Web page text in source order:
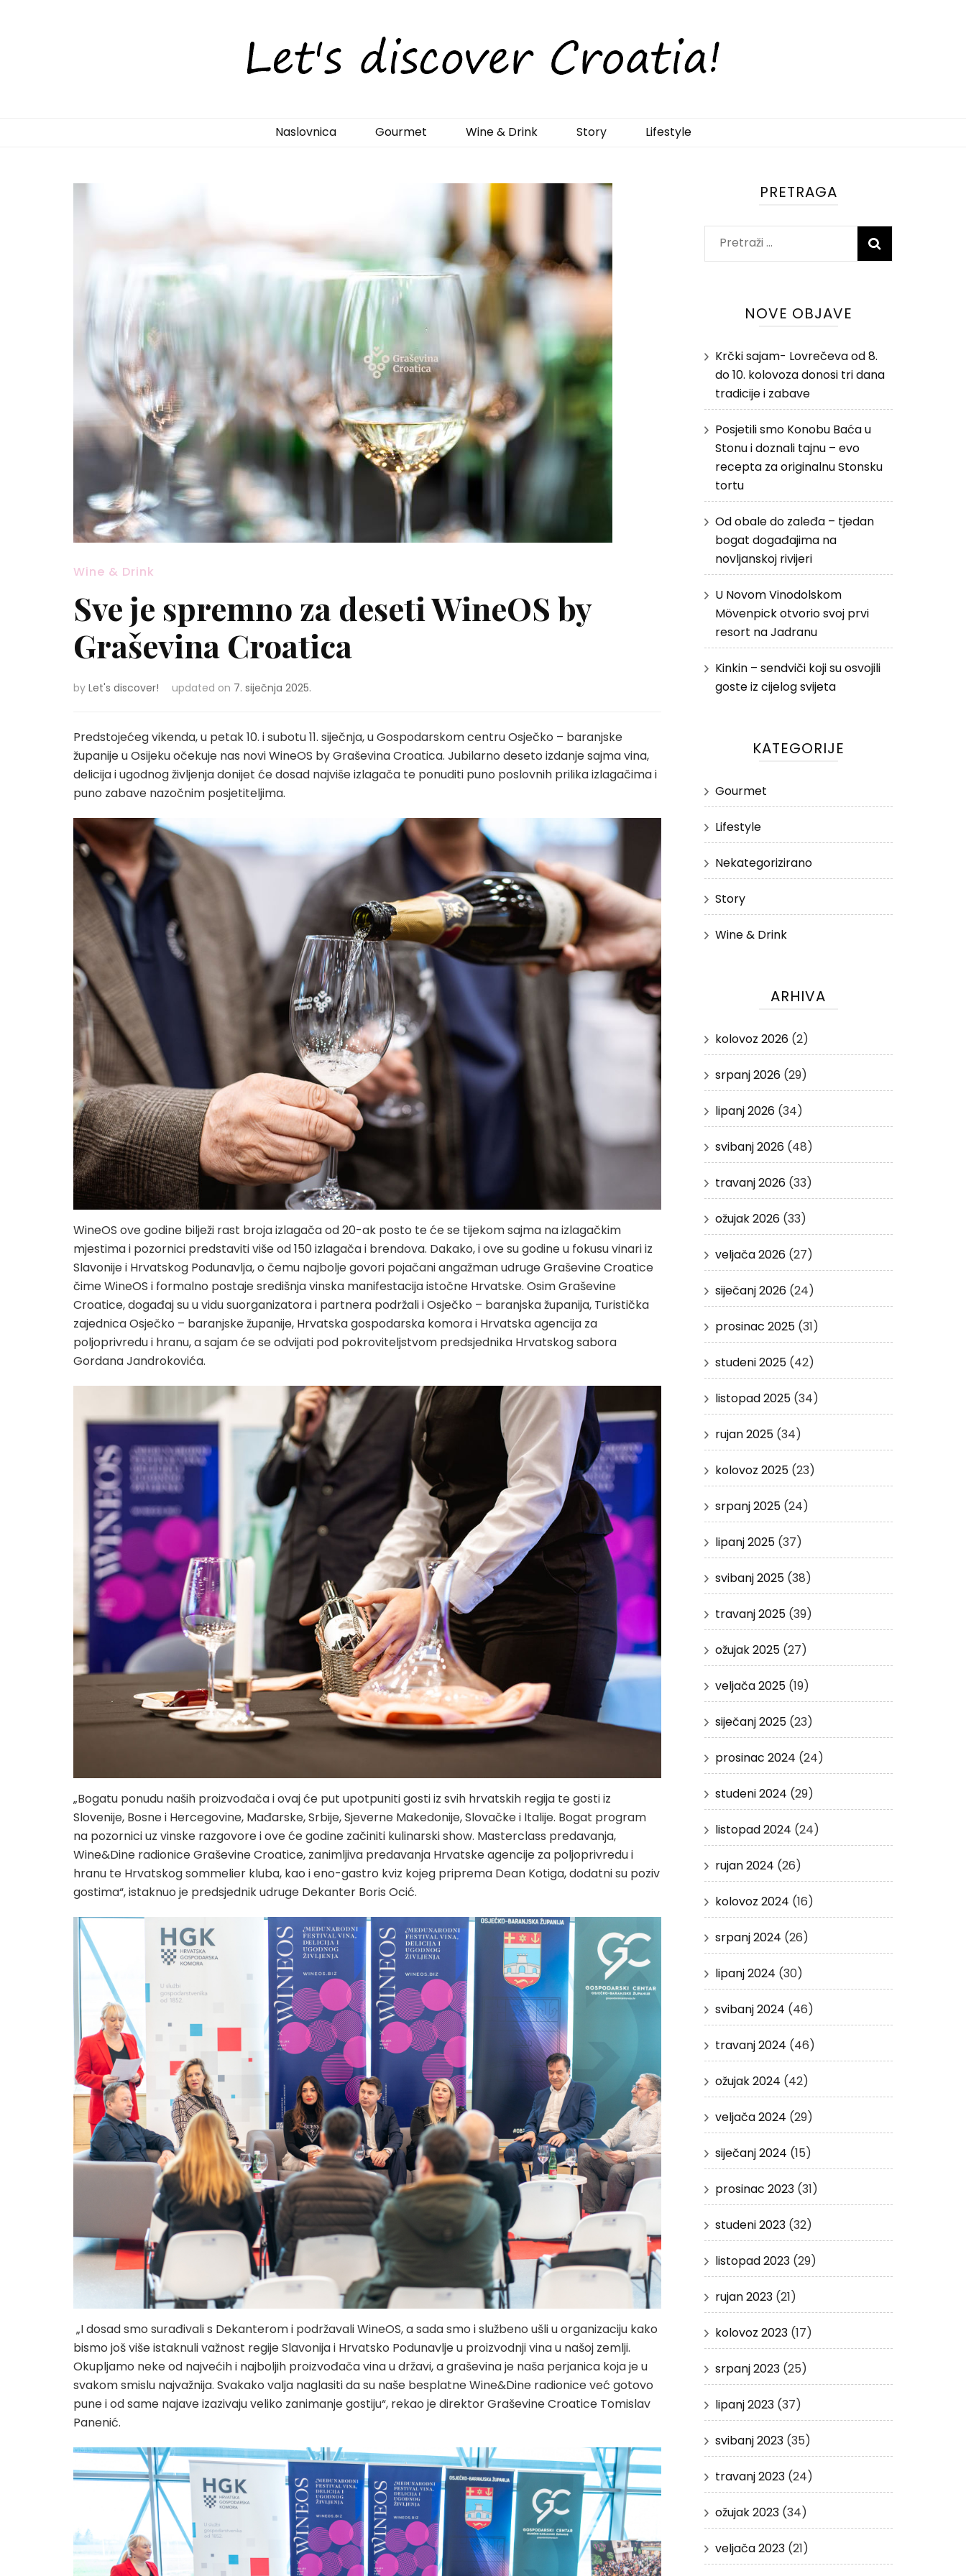
LetsDiscoverCroatia
Naslovnica Gourmet Wine & Drink Story Lifestyle
Wine & Drink
Sve je spremno za deseti WineOS by
Graševina Croatica
by Let's discover! updated on 7. siječnja 2025.
Predstojećeg vikenda, u petak 10. i subotu 11. siječnja, u Gospodarskom centru Osječko – baranjske
županije u Osijeku očekuje nas novi WineOS by Graševina Croatica. Jubilarno deseto izdanje sajma vina,
delicija i ugodnog življenja donijet će dosad najviše izlagača te ponuditi puno poslovnih prilika izlagačima i
puno zabave nazočnim posjetiteljima.
WineOS ove godine bilježi rast broja izlagača od 20-ak posto te će se tijekom sajma na izlagačkim
mjestima i pozornici predstaviti više od 150 izlagača i brendova. Dakako, i ove su godine u fokusu vinari iz
Slavonije i Hrvatskog Podunavlja, o čemu najbolje govori pojačani angažman udruge Graševine Croatice
čime WineOS i formalno postaje središnja vinska manifestacija istočne Hrvatske. Osim Graševine
Croatice, događaj su u vidu suorganizatora i partnera podržali i Osječko – baranjska županija, Turistička
zajednica Osječko – baranjske županije, Hrvatska gospodarska komora i Hrvatska agencija za
poljoprivredu i hranu, a sajam će se odvijati pod pokroviteljstvom predsjednika Hrvatskog sabora
Gordana Jandrokovića.
„Bogatu ponudu naših proizvođača i ovaj će put upotpuniti gosti iz svih hrvatskih regija te gosti iz
Slovenije, Bosne i Hercegovine, Mađarske, Srbije, Sjeverne Makedonije, Slovačke i Italije. Bogat program
na pozornici uz vinske razgovore i ove će godine začiniti kulinarski show. Masterclass predavanja,
Wine&Dine radionice Graševine Croatice, zanimljiva predavanja Hrvatske agencije za poljoprivredu i
hranu te Hrvatskog sommelier kluba, kao i eno-gastro kviz kojeg priprema Dean Kotiga, dodatni su poziv
gostima“, istaknuo je predsjednik udruge Dekanter Boris Ocić.
„I dosad smo surađivali s Dekanterom i podržavali WineOS, a sada smo i službeno ušli u organizaciju kako
bismo još više istaknuli važnost regije Slavonija i Hrvatsko Podunavlje u proizvodnji vina u našoj zemlji.
Okupljamo neke od najvećih i najboljih proizvođača vina u državi, a graševina je naša perjanica koja je u
svakom smislu najvažnija. Svakako valja naglasiti da su naše besplatne Wine&Dine radionice već gotovo
pune i od same najave izazivaju veliko zanimanje gostiju“, rekao je direktor Graševine Croatice Tomislav
Panenić.
PRETRAGA
Pretraži:
NOVE OBJAVE
Krčki sajam- Lovrečeva od 8.
do 10. kolovoza donosi tri dana
tradicije i zabave
Posjetili smo Konobu Baća u
Stonu i doznali tajnu – evo
recepta za originalnu Stonsku
tortu
Od obale do zaleđa – tjedan
bogat događajima na
novljanskoj rivijeri
U Novom Vinodolskom
Mövenpick otvorio svoj prvi
resort na Jadranu
Kinkin – sendviči koji su osvojili
goste iz cijelog svijeta
KATEGORIJE
Gourmet
Lifestyle
Nekategorizirano
Story
Wine & Drink
ARHIVA
kolovoz 2026(2)
srpanj 2026(29)
lipanj 2026(34)
svibanj 2026(48)
travanj 2026(33)
ožujak 2026(33)
veljača 2026(27)
siječanj 2026(24)
prosinac 2025(31)
studeni 2025(42)
listopad 2025(34)
rujan 2025(34)
kolovoz 2025(23)
srpanj 2025(24)
lipanj 2025(37)
svibanj 2025(38)
travanj 2025(39)
ožujak 2025(27)
veljača 2025(19)
siječanj 2025(23)
prosinac 2024 (24)
studeni 2024 (29)
listopad 2024 (24)
rujan 2024 (26)
kolovoz 2024 (16)
srpanj 2024 (26)
lipanj 2024 (30)
svibanj 2024 (46)
travanj 2024 (46)
ožujak 2024 (42)
veljača 2024 (29)
siječanj 2024 (15)
prosinac 2023(31)
studeni 2023(32)
listopad 2023(29)
rujan 2023(21)
kolovoz 2023(17)
srpanj 2023(25)
lipanj 2023(37)
svibanj 2023(35)
travanj 2023(24)
ožujak 2023(34)
veljača 2023(21)